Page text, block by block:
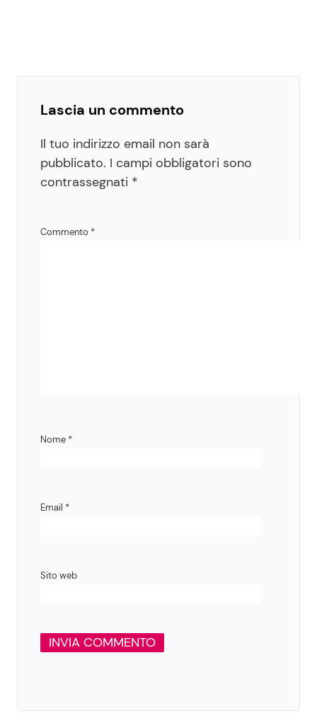
Lascia un commento
Il tuo indirizzo email non sarà
pubblicato. I campi obbligatori sono
contrassegnati *
Commento *
Nome *
Email *
Sito web